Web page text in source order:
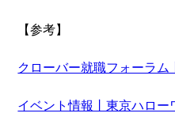
【参考】
クローバー就職フォーラム
イベント情報丨東京ハロー